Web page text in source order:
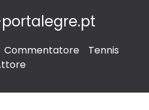
Commentatore
Tennis